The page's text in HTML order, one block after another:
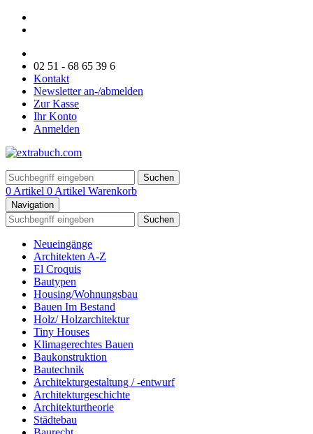
02 51 - 68 65 39 6
Kontakt
Newsletter an-/abmelden
Zur Kasse
Ihr Konto
Anmelden
Suchen
0 Artikel 0 Artikel Warenkorb
Navigation
Suchen
Neueingänge
Architekten A-Z
El Croquis
Bautypen
Housing/Wohnungsbau
Bauen Im Bestand
Holz/ Holzarchitektur
Tiny Houses
Klimagerechtes Bauen
Baukonstruktion
Bautechnik
Architekturgestaltung / -entwurf
Architekturgeschichte
Architekturtheorie
Städtebau